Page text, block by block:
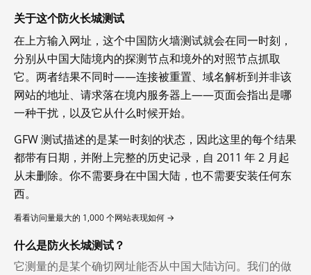
关于这个防火长城测试
在上方输入网址，这个中国防火墙测试就会在同一时刻，
分别从中国大陆境内的探测节点和境外的对照节点抓取
它。两者结果不同时——连接被重置、域名解析到并非该
网站的地址、请求落在境内服务器上——页面会指出是哪
一种干扰，以及它从什么时候开始。
GFW 测试描述的是某一时刻的状态，因此这里的每个结果
都带有日期，并附上完整的历史记录，自 2011 年 2 月起
从未删除。你不需要身在中国大陆，也不需要安装任何东
西。
看看访问量最大的 1,000 个网站表现如何 →
什么是防火长城测试？
它测量的是某个确切网址能否从中国大陆访问。我们的做